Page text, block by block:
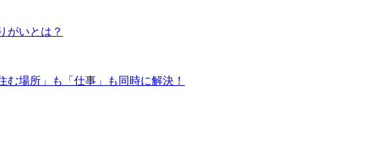
がいとは？
場所」も「仕事」も同時に解決！